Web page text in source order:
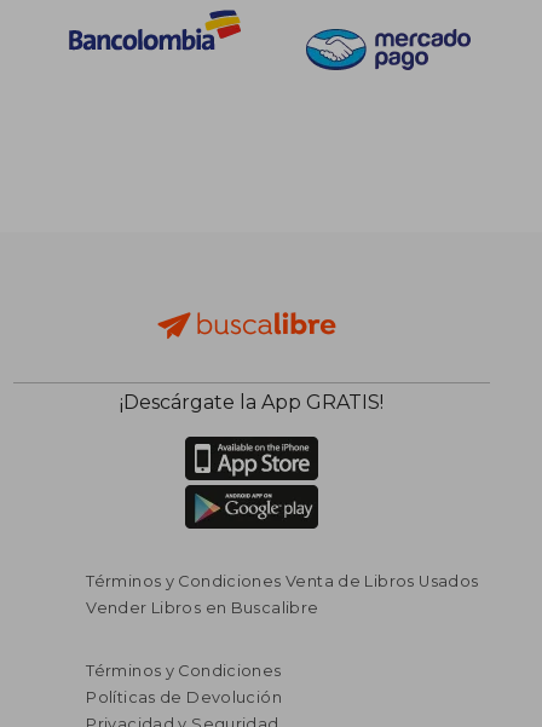
¡Descárgate la App GRATIS!
Términos y Condiciones Venta de Libros Usados
Vender Libros en Buscalibre
Términos y Condiciones
Políticas de Devolución